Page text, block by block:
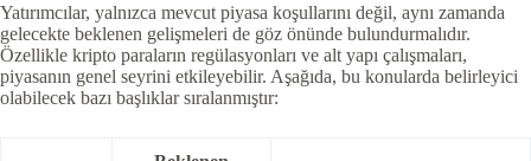
Yatırımcılar, yalnızca mevcut piyasa koşullarını değil, aynı zamanda
gelecekte beklenen gelişmeleri de göz önünde bulundurmalıdır.
Özellikle kripto paraların regülasyonları ve alt yapı çalışmaları,
piyasanın genel seyrini etkileyebilir. Aşağıda, bu konularda belirleyici
olabilecek bazı başlıklar sıralanmıştır: